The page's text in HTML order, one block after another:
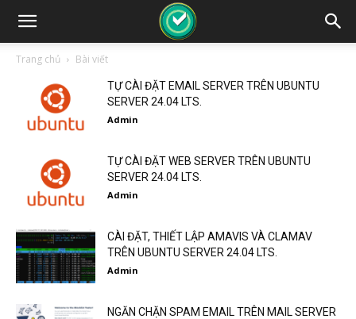
Trang chủ Bài viết
TỰ CÀI ĐẶT EMAIL SERVER TRÊN UBUNTU
SERVER 24.04 LTS.
Admin
TỰ CÀI ĐẶT WEB SERVER TRÊN UBUNTU
SERVER 24.04 LTS.
Admin
CÀI ĐẶT, THIẾT LẬP AMAVIS VÀ CLAMAV
TRÊN UBUNTU SERVER 24.04 LTS.
Admin
NGĂN CHẶN SPAM EMAIL TRÊN MAIL SERVER